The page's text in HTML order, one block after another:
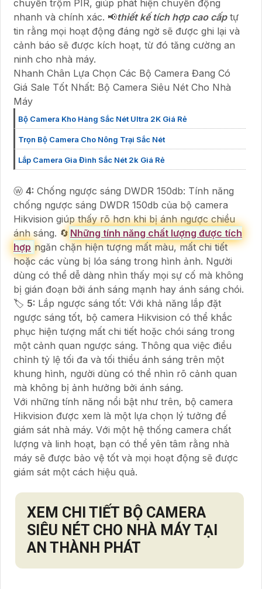
chuyển trộm PIR, giúp phát hiện chuyển động
nhanh và chính xác. 📢thiết kế tích hợp cao cấptự
tin rằng mọi hoạt động đáng ngờ sẽ được ghi lại và
cảnh báo sẽ được kích hoạt, từ đó tăng cường an
ninh cho nhà máy.
Nhanh Chân Lựa Chọn Các Bộ Camera Đang Có
Giá Sale Tốt Nhất: Bộ Camera Siêu Nét Cho Nhà
Máy
Bộ Camera Kho Hàng Sắc Nét Ultra 2K Giá Rẻ
Trọn Bộ Camera Cho Nông Trại Sắc Nét
Lắp Camera Gia Đình Sắc Nét 2k Giá Rẻ
ⓦ 4: Chống ngược sáng DWDR 150db: Tính năng
chống ngược sáng DWDR 150db của bộ camera
Hikvision giúp thấy rõ hơn khi bị ánh ngược chiều
ánh sáng. 🔄 Những tính năng chất lượng được tích
hợp ngăn chặn hiện tượng mất màu, mất chi tiết
hoặc các vùng bị lóa sáng trong hình ảnh. Người
dùng có thể dễ dàng nhìn thấy mọi sự cố mà không
bị gián đoạn bởi ánh sáng mạnh hay ánh sáng chói.
🏷 5: Lắp ngược sáng tốt: Với khả năng lắp đặt
ngược sáng tốt, bộ camera Hikvision có thể khắc
phục hiện tượng mất chi tiết hoặc chói sáng trong
một cảnh quan ngược sáng. Thông qua việc điều
chỉnh tỷ lệ tối đa và tối thiểu ánh sáng trên một
khung hình, người dùng có thể nhìn rõ cảnh quan
mà không bị ảnh hưởng bởi ánh sáng.
Với những tính năng nổi bật như trên, bộ camera
Hikvision được xem là một lựa chọn lý tưởng để
giám sát nhà máy. Với một hệ thống camera chất
lượng và linh hoạt, bạn có thể yên tâm rằng nhà
máy sẽ được bảo vệ tốt và mọi hoạt động sẽ được
giám sát một cách hiệu quả.
XEM CHI TIẾT BỘ CAMERA
SIÊU NÉT CHO NHÀ MÁYTẠI
AN THÀNH PHÁT